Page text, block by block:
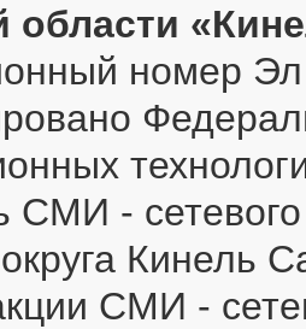
области
номер
СМИ -
округа Кинель
СМИ -